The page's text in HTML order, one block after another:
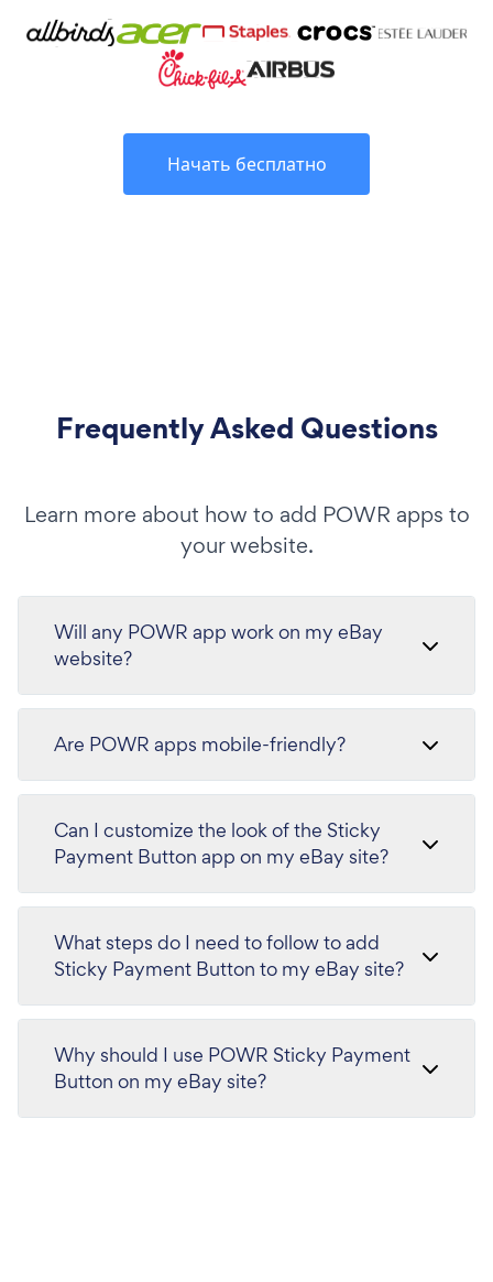
Начать бесплатно
Frequently Asked Questions
Learn more about how to add POWR apps to
your website.
Will any POWR app work on my eBay
website?
Are POWR apps mobile-friendly?
Can I customize the look of the Sticky
Payment Button app on my eBay site?
What steps do I need to follow to add
Sticky Payment Button to my eBay site?
Why should I use POWR Sticky Payment
Button on my eBay site?